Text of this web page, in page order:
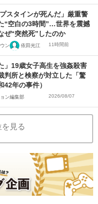
スタインが死んだ」厳重警
“空白の3時間”…世界を震撼
ぜ“突然死”したのか
ン 依田光江 11時間前
」19歳女子高生を強姦殺害
判所と検察が対立した「驚
42年の事件）
ン編集部 2026/08/07
見る